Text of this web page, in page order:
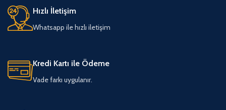
Hızlı İletişim
Whatsapp ile hızlı iletişim
Kredi Kartı ile Ödeme
Vade farkı uygulanır.